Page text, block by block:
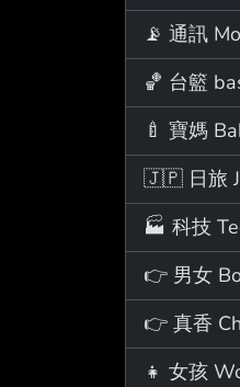
📡 通訊
🏀 台籃
🍼 寶媽
🇯🇵 日旅
🏭 科技
👉 男女
👉 真香
👧 女孩